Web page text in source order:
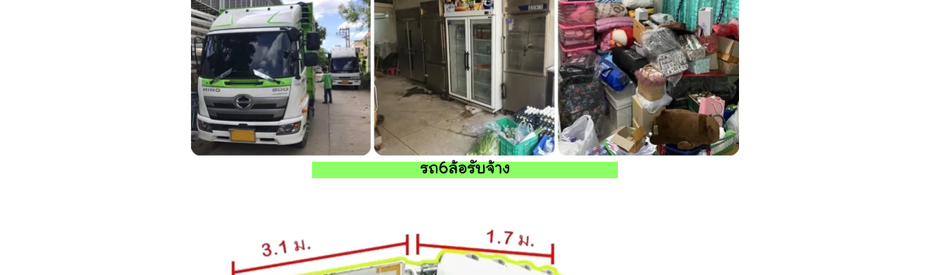
รถ6ล้อรับจ้าง